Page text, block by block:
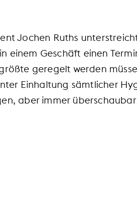
Jochen Ruths
einem Geschäft einen
geregelt werden
Einhaltung sämtlicher
aber immer